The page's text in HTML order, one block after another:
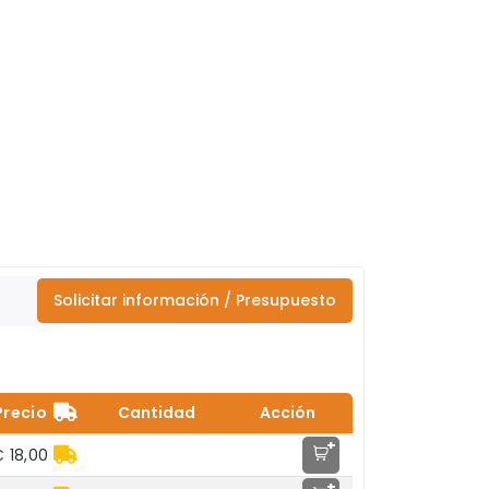
Solicitar información / Presupuesto
Cantidad
Acción
18,00
+